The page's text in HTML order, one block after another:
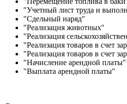
"Учетный лист труда и
"Сдельный наряд"
"Реализация животных"
"Реализация
"Реализация товаров в счет
"Реализация товаров в счет
"Начисление арендной платы"
"Выплата арендной платы"